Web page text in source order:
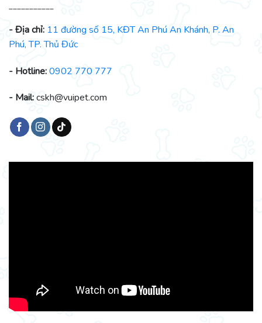
___________
- Địa chỉ: 11 đường số 15, KĐT An Phú An Khánh, P. An
Phú, TP. Thủ Đức
- Hotline:0902 770 777
- Mail:cskh@vuipet.com